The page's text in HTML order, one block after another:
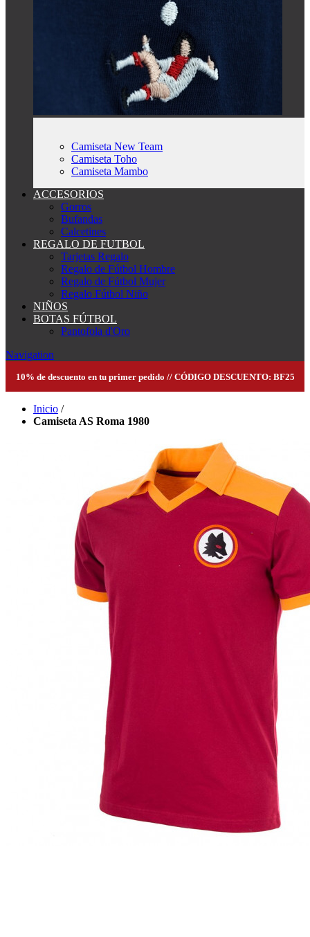
Camiseta New Team
Camiseta Toho
Camiseta Mambo
ACCESORIOS
Gorros
Bufandas
Calcetines
REGALO DE FUTBOL
Tarjetas Regalo
Regalo de Fútbol Hombre
Regalo de Fútbol Mujer
Regalo Fútbol Niño
NIÑOS
BOTAS FÚTBOL
Pantofola d'Oro
Navigation
10% de descuento en tu primer pedido // CÓDIGO DESCUENTO: BF25
Inicio /
Camiseta AS Roma 1980